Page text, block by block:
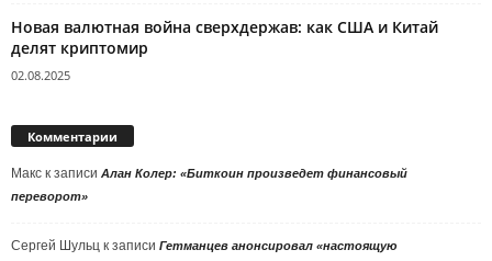
Новая валютная война сверхдержав: как США и Китай
делят криптомир
02.08.2025
Комментарии
Макс к записи Алан Колер: «Биткоин произведет финансовый
переворот»
Сергей Шульц к записи Гетманцев анонсировал «настоящую